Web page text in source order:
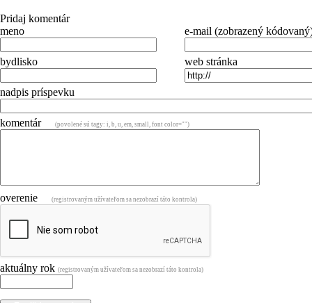
Pridaj komentár
meno
bydlisko
e-mail (zobrazený
web stránka
nadpis príspevku
komentár (povolené sú tagy: i, b, u, em, small, font color="")
overenie (registrovaným užívateľom sa nezobrazí táto kontrola)
aktuálny rok (registrovaným užívateľom sa nezobrazí táto kontrola)